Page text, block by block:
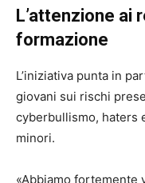
L’attenzione ai
formazione
L’iniziativa punta in
giovani sui rischi
cyberbullismo, haters
minori.
«Abbiamo fortemente